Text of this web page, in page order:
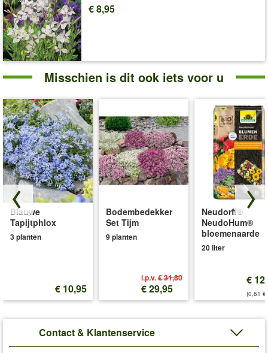
€ 8,95
Misschien is dit ook iets voor u
Blauwe
Tapijtphlox
3 planten
€ 10,95
Bodembedekker
Set Tijm
9 planten
i.p.v.€ 31,80
€ 29,95
Neudorff®
NeudoHum®
bloemenaarde
20 liter
€
(0,61
Contact & Klantenservice